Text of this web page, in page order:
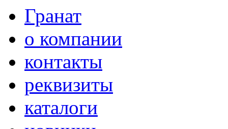
Гранат
о компании
контакты
реквизиты
каталоги